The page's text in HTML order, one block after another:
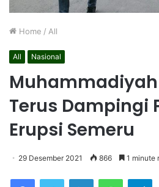
Home / All
All Nasional
Terus Dampingi
Erupsi Semeru
29 Desember 2021 866 1 minute